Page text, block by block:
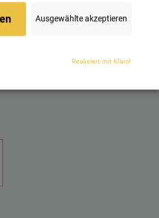
unser Business – von der
und ständiger persönlicher
Ausgewählte akzeptieren
Realisiert mit Klaro!